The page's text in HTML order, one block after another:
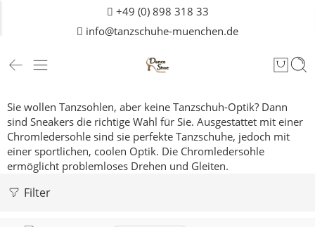
+49 (0) 898 318 33
info@tanzschuhe-muenchen.de
Sie wollen Tanzsohlen, aber keine Tanzschuh-Optik? Dann
sind Sneakers die richtige Wahl für Sie. Ausgestattet mit einer
Chromledersohle sind sie perfekte Tanzschuhe, jedoch mit
einer sportlichen, coolen Optik. Die Chromledersohle
ermöglicht problemloses Drehen und Gleiten.
Filter